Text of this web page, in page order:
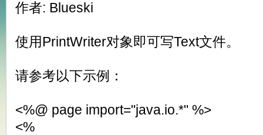
作者: Blueski
使用PrintWriter对象即可写Text文件。
请参考以下示例：
<%@ page import="java.io.*" %>
<%